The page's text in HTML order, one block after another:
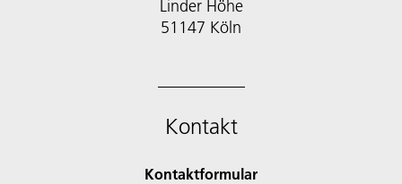
Linder Höhe
51147 Köln
Kontakt
Kontaktformular